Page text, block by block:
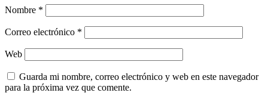
Nombre *
Correo electrónico *
Web
Guarda mi nombre, correo electrónico y web en este navegador
para la próxima vez que comente.